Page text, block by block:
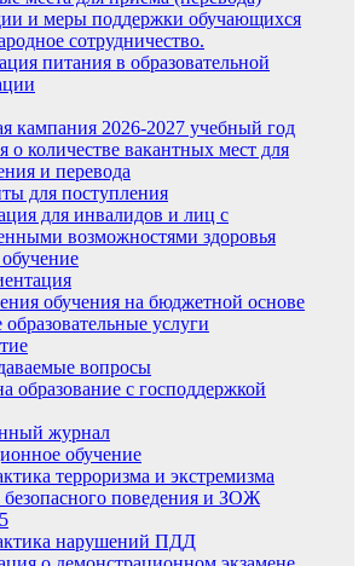
и меры поддержки обучающихся
сотрудничество.
питания в образовательной
кампания 2026-2027 учебный год
о количестве вакантных мест для
и перевода
для поступления
для инвалидов и лиц с
возможностями здоровья
обучения на бюджетной основе
услуги
вопросы
образование с господдержкой
журнал
обучение
терроризма и экстремизма
поведения и ЗОЖ
нарушений ПДД